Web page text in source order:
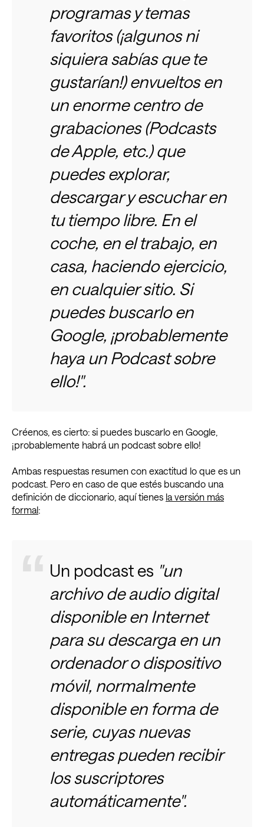
programas y temas
favoritos (¡algunos ni
siquiera sabías que te
gustarían!) envueltos en
un enorme centro de
grabaciones (Podcasts
de Apple, etc.) que
puedes explorar,
descargar y escuchar en
tu tiempo libre. En el
coche, en el trabajo, en
casa, haciendo ejercicio,
en cualquier sitio. Si
puedes buscarlo en
Google, ¡probablemente
haya un Podcast sobre
ello!".
Créenos, es cierto: si puedes buscarlo en Google,
¡probablemente habrá un podcast sobre ello!
Ambas respuestas resumen con exactitud lo que es un
podcast. Pero en caso de que estés buscando una
definición de diccionario, aquí tienes la versión más
formal:
Un podcast es "un
archivo de audio digital
disponible en Internet
para su descarga en un
ordenador o dispositivo
móvil, normalmente
disponible en forma de
serie, cuyas nuevas
entregas pueden recibir
los suscriptores
automáticamente".